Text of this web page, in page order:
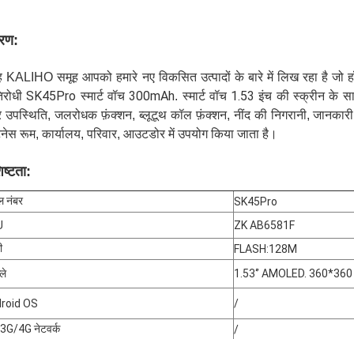
समूह आपको हमारे नए विकसित उत्पादों के बारे में लिख रहा है जो
SK45Pro स्मार्ट वॉच 300mAh.स्मार्ट वॉच 1.53 इंच की स्क्रीन
उपस्थिति, जलरोधक फ़ंक्शन, ब्लूटूथ कॉल फ़ंक्शन, नींद की निगरानी,
रूम, कार्यालय, परिवार, आउटडोर में उपयोग किया जाता है।
नंबर
SK45Pro
ZK AB6581F
FLASH:128M
1.53‘’ AMOLED. 360*360
OS
/
4G नेटवर्क
/